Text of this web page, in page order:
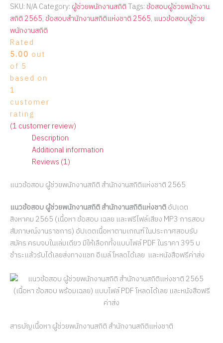
SKU: N/ACategory: ผู้ช่วยพนักงานสถิติTags: ข้อสอบผู้ช่วยพนักงาน
สถิติ 2565, ข้อสอบสำนักงานสถิติแห่งชาติ 2565, แนวข้อสอบผู้ช่วย
พนักงานสถิติ
Rated
5.00 out
of 5
based on
1
customer
rating
(1 customer review)
Description
Additional information
Reviews (1)
แนวข้อสอบ ผู้ช่วยพนักงานสถิติ สำนักงานสถิติแห่งชาติ 2565
แนวข้อสอบ ผู้ช่วยพนักงานสถิติ สำนักงานสถิติแห่งชาติอัปเดต
สิงหาคม 2565 (เนื้อหา ข้อสอบ เฉลย และฟรีไฟล์เสียง MP3 การสอบ
สัมภาษณ์งานราชการ) อัปเดตเนื้อหาตามเกณฑ์ในประกาศสอบรับ
สมัคร ครบจบในเล่มเดียว มีให้เลือกทั้งแบบไฟล์ PDF ในราคา 395 บ
ชำระแล้วรับได้เลยส่งทางแชท อีเมล์ โหลดได้เลย และหนังสือฟรีค่าส่ง
สารบัญเนื้อหา ผู้ช่วยพนักงานสถิติ สำนักงานสถิติแห่งชาติ